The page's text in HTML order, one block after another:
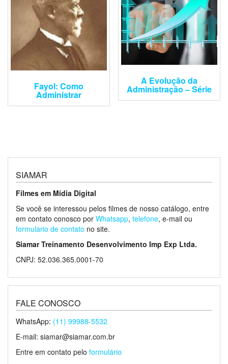
Fayol: Como
Administrar
A Evolução da
Administração – Série
SIAMAR
Filmes em Mídia Digital
Se você se interessou pelos filmes de nosso catálogo, entre
em contato conosco por Whatsapp, telefone, e-mail ou
formulario de contato no site.
Siamar Treinamento Desenvolvimento Imp Exp Ltda.
CNPJ: 52.036.365.0001-70
FALE CONOSCO
WhatsApp: (11) 99988-5532
E-mail: siamar@siamar.com.br
Entre em contato pelo formulário